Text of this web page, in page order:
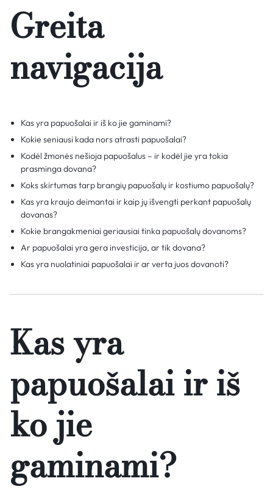
Greita
navigacija
Kas yra papuošalai ir iš ko jie gaminami?
Kokie seniausi kada nors atrasti papuošalai?
Kodėl žmonės nešioja papuošalus – ir kodėl jie yra tokia
prasminga dovana?
Koks skirtumas tarp brangių papuošalų ir kostiumo papuošalų?
Kas yra kraujo deimantai ir kaip jų išvengti perkant papuošalų
dovanas?
Kokie brangakmeniai geriausiai tinka papuošalų dovanoms?
Ar papuošalai yra gera investicija, ar tik dovana?
Kas yra nuolatiniai papuošalai ir ar verta juos dovanoti?
Kas yra
papuošalai ir iš
ko jie
gaminami?